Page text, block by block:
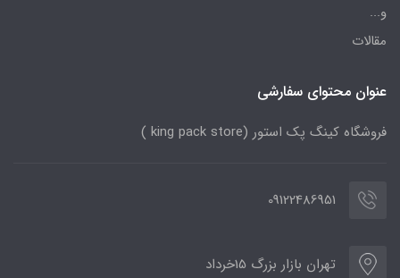
و...
مقالات
عنوان محتوای سفارشی
فروشگاه کینگ پک استور (king pack store )
09122486951
تهران بازار بزرگ 15خرداد